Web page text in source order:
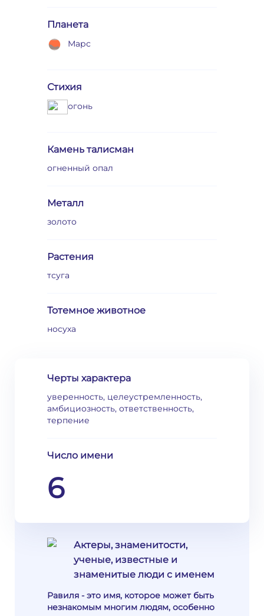
Планета
Марс
Стихия
огонь
Камень талисман
огненный опал
Металл
золото
Растения
тсуга
Тотемное животное
носуха
Черты характера
уверенность, целеустремленность,
амбициозность, ответственность,
терпение
Число имени
6
Актеры, знаменитости,
ученые, известные и
знаменитые люди с именем
Равиля - это имя, которое может быть
незнакомым многим людям, особенно